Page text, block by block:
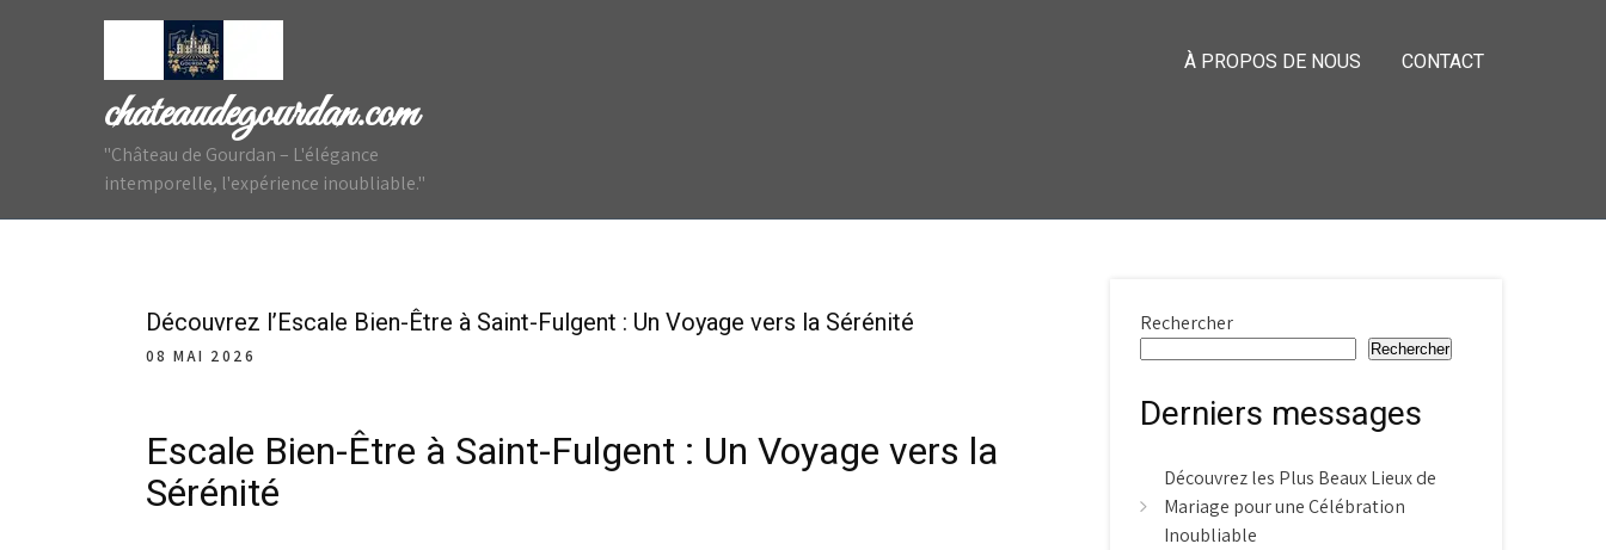
chateaudegourdan.com
"Château de Gourdan – L'élégance
intemporelle, l'expérience inoubliable."
À PROPOS DE NOUS CONTACT
Découvrez l’Escale Bien-Être à Saint-Fulgent : Un Voyage vers la Sérénité
08 MAI 2026
Escale Bien-Être à Saint-Fulgent : Un Voyage vers la
Sérénité
Rechercher
Rechercher
Derniers messages
Découvrez les Plus Beaux Lieux de
Mariage pour une Célébration
Inoubliable